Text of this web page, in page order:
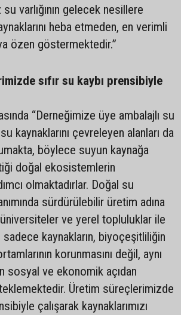
varlığının gelecek nesillere
heba etmeden, en verimli
özen göstermektedir.”
sıfır su kaybı prensibiyle
“Derneğimize üye ambalajlı su
kaynaklarını çevreleyen alanları da
böylece suyun kaynağa
doğal ekosistemlerin
olmaktadırlar. Doğal su
sürdürülebilir üretim adına
ve yerel topluluklar ile
kaynakların, biyoçeşitliliğin
korunmasını değil, aynı
sosyal ve ekonomik açıdan
Üretim süreçlerimizde
çalışarak kaynaklarımızı